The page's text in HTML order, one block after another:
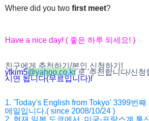
Where did you two first meet?
Have a nice day! ( 좋은 하루 되세요! )
친구에게 추천하기/본인 신청하기!
ytkim5@yahoo.co.kr 로 '추천합니다/신청
시면 됩니다(무료입니다)!
1. 'Today's English from Tokyo' 3399번째
메일입니다.( since 2008/10/24 )
2. 현재 일본 도쿄에서, 미국-프랑스계 통